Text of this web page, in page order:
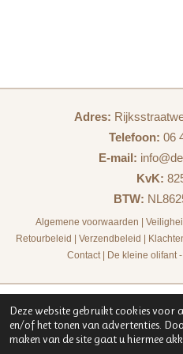
Deze website gebruikt cookies voor
en/of het tonen van advertenties.
maken van de site gaat u hiermee
Adres:
Telefoon: 06
E-mail:
KvK:
BTW:
Algemene voorwaarden
Retourbeleid
Verzendbeleid
Contact| De kleine olifant